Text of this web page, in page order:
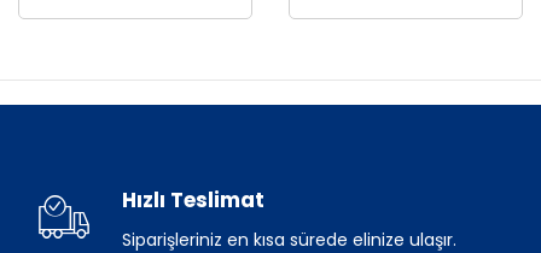
Hızlı Teslimat
Siparişleriniz en kısa sürede elinize ulaşır.